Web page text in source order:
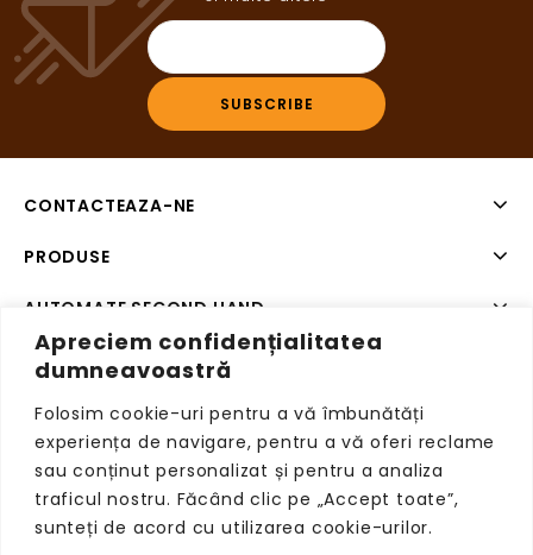
Apreciem confidențialitatea
dumneavoastră
Folosim cookie-uri pentru a vă îmbunătăți
experiența de navigare, pentru a vă oferi reclame
sau conținut personalizat și pentru a analiza
traficul nostru. Făcând clic pe „Accept toate”,
sunteți de acord cu utilizarea cookie-urilor.
CONTACTEAZA-NE
PRODUSE
AUTOMATE SECOND HAND
SISTEME DE PLATA SECOND HAND
Copyright © 2026 VendingRetail, Toate drepturile
rezervate.